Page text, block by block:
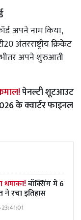
अपने नाम किया,
अंतरराष्ट्रीय क्रिकेट
अपने शुरुआती
पेनल्टी शूटआउट
के क्वार्टर फाइनल
धमाका!बॉक्सिंग में 6
रचा इतिहास